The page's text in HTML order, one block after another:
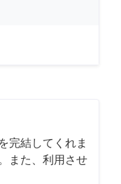
完結してくれま
また、利用させ